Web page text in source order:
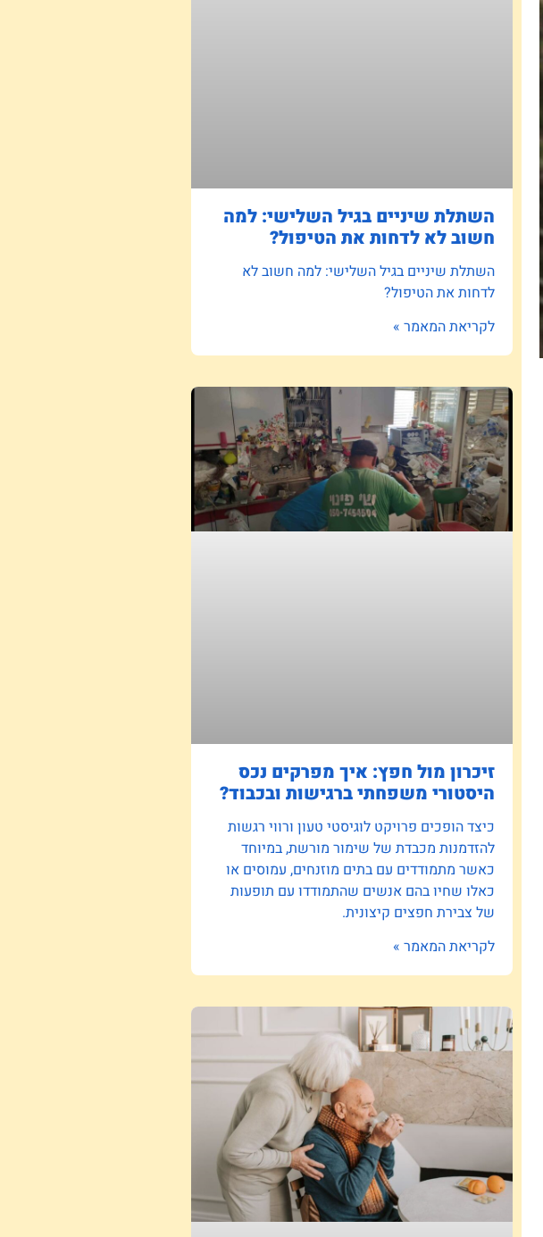
השתלת שיניים בגיל השלישי: למה
חשוב לא לדחות את הטיפול?
השתלת שיניים בגיל השלישי: למה חשוב לא
לדחות את הטיפול?
לקריאת המאמר »
זיכרון מול חפץ: איך מפרקים נכס
היסטורי משפחתי ברגישות ובכבוד?
כיצד הופכים פרויקט לוגיסטי טעון ורווי רגשות
להזדמנות מכבדת של שימור מורשת, במיוחד
כאשר מתמודדים עם בתים מוזנחים, עמוסים או
כאלו שחיו בהם אנשים שהתמודדו עם תופעות
של צבירת חפצים קיצונית.
לקריאת המאמר »